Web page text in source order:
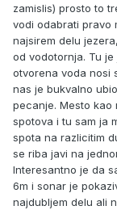
zamislis) prosto to
vodi odabrati pravo
najsirem delu
od vodotornja. Tu
otvorena voda nosi
nas je bukvalno
pecanje. Mesto kao
spotova i tu sam ja
spota na razlicitim
se riba javi na
Interesantno je da
6m i sonar je
najdubljem delu ali